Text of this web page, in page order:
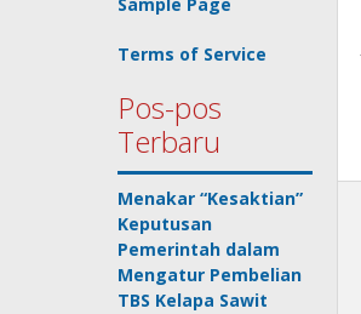
Sample Page
Terms of Service
Pos-pos
Terbaru
Menakar “Kesaktian”
Keputusan
Pemerintah dalam
Mengatur Pembelian
TBS Kelapa Sawit